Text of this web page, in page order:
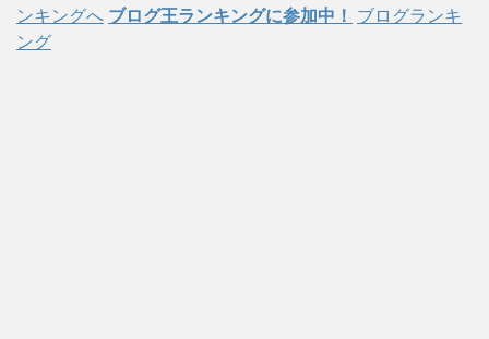
ンキングへ ブログ王ランキングに参加中！
ブログランキ
ング